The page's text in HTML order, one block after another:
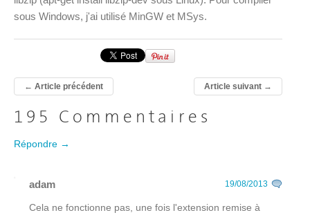
sous Windows, j'ai utilisé MinGW et MSys.
← Article précédent Article suivant→
195 Commentaires
Répondre →
adam 19/08/2013
Cela ne fonctionne pas, une fois l'extension remise à